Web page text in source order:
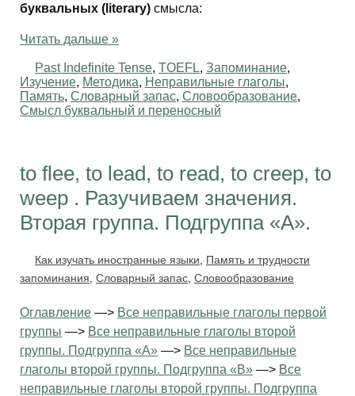
буквальных (literary) смысла:
Читать дальше »
Past Indefinite Tense, TOEFL, Запоминание,
Изучение, Методика, Неправильные глаголы,
Память, Словарный запас, Словообразование,
Смысл буквальный и переносный
to flee, to lead, to read, to creep, to
weep . Разучиваем значения.
Вторая группа. Подгруппа «А».
Как изучать иностранные языки
Память и трудности
запоминания Словарный запас Словообразование
Оглавление —> Все неправильные глаголы первой
группы —> Все неправильные глаголы второй
группы. Подгруппа «А» —> Все неправильные
глаголы второй группы. Подгруппа «В» —> Все
неправильные глаголы второй группы. Подгруппа